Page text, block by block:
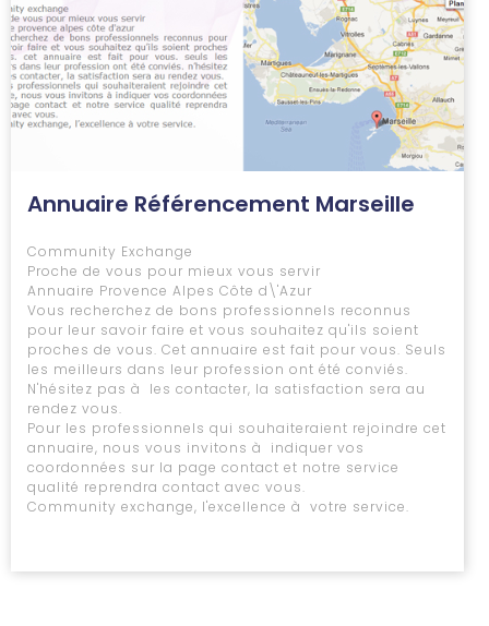
Annuaire Référencement Marseille
Community Exchange
Proche de vous pour mieux vous servir
Annuaire Provence Alpes Côte d\'Azur
Vous recherchez de bons professionnels reconnus
pour leur savoir faire et vous souhaitez qu'ils soient
proches de vous. Cet annuaire est fait pour vous. Seuls
les meilleurs dans leur profession ont été conviés.
N'hésitez pas à les contacter, la satisfaction sera au
rendez vous.
Pour les professionnels qui souhaiteraient rejoindre cet
annuaire, nous vous invitons à indiquer vos
coordonnées sur la page contact et notre service
qualité reprendra contact avec vous.
Community exchange, l'excellence à votre service.